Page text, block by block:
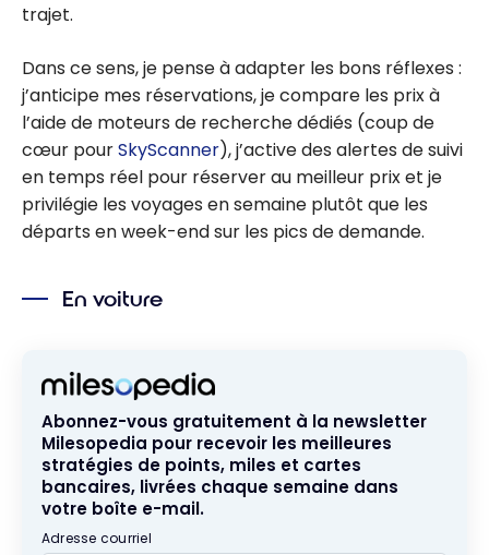
trajet.
Dans ce sens, je pense à adapter les bons réflexes :
j’anticipe mes réservations, je compare les prix à
l’aide de moteurs de recherche dédiés (coup de
cœur pourSkyScanner), j’active des alertes de suivi
en temps réel pour réserver au meilleur prix et je
privilégie les voyages en semaine plutôt que les
départs en week-end sur les pics de demande.
En voiture
Abonnez-vous gratuitement à la newsletter
Milesopedia pour recevoir les meilleures
stratégies de points, miles et cartes
bancaires, livrées chaque semaine dans
votre boîte e-mail.
Adresse courriel